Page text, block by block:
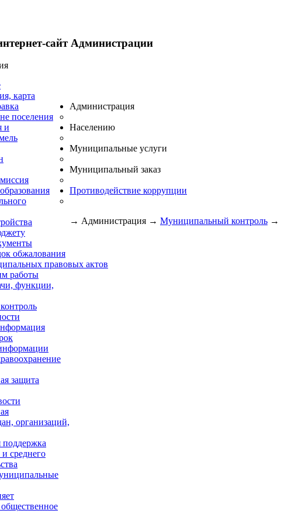
сайт Администрации
карта
поселения
и
Администрация
обжалования
правовых актов
работы
функции,
Населению
защита
организаций,
среднего
Муниципальные услуги
Муниципальный заказ
Противодействие коррупции
→ Администрация → Муниципальный контроль →